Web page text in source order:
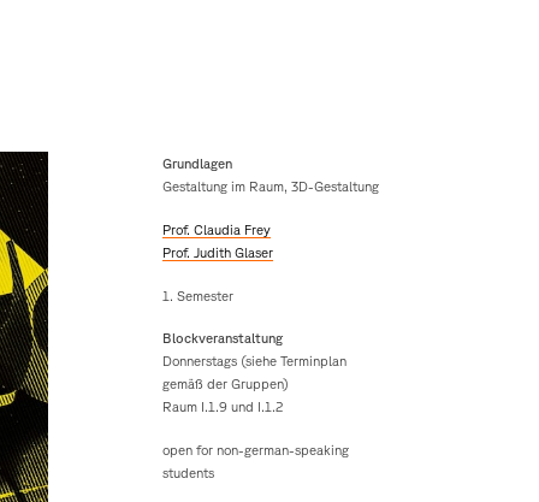
Grundlagen
Gestaltung im Raum, 3D-Gestaltung
Prof. Claudia Frey
Prof. Judith Glaser
1. Semester
Blockveranstaltung
Donnerstags (siehe Terminplan
gemäß der Gruppen)
Raum I.1.9 und I.1.2
open for non-german-speaking
students